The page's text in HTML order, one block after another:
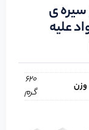
سیره ی
علیه
وزن
620
گرم